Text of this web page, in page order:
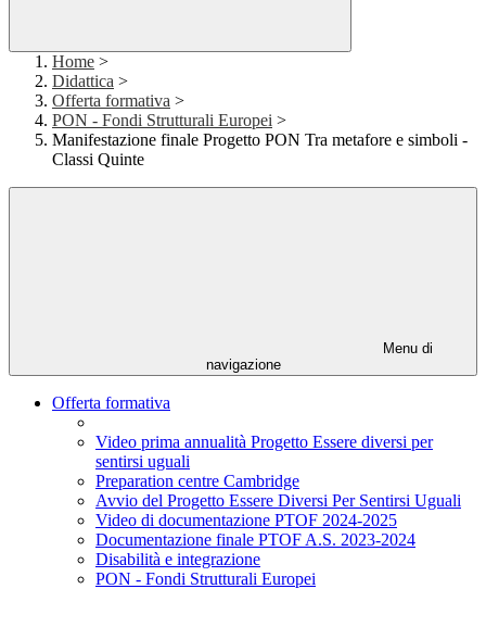
Home >
Didattica >
Offerta formativa >
PON - Fondi Strutturali Europei >
Manifestazione finale Progetto PON Tra metafore e simboli -
Classi Quinte
Menu di
navigazione
Offerta formativa
Video prima annualità Progetto Essere diversi per
sentirsi uguali
Preparation centre Cambridge
Avvio del Progetto Essere Diversi Per Sentirsi Uguali
Video di documentazione PTOF 2024-2025
Documentazione finale PTOF A.S. 2023-2024
Disabilità e integrazione
PON - Fondi Strutturali Europei